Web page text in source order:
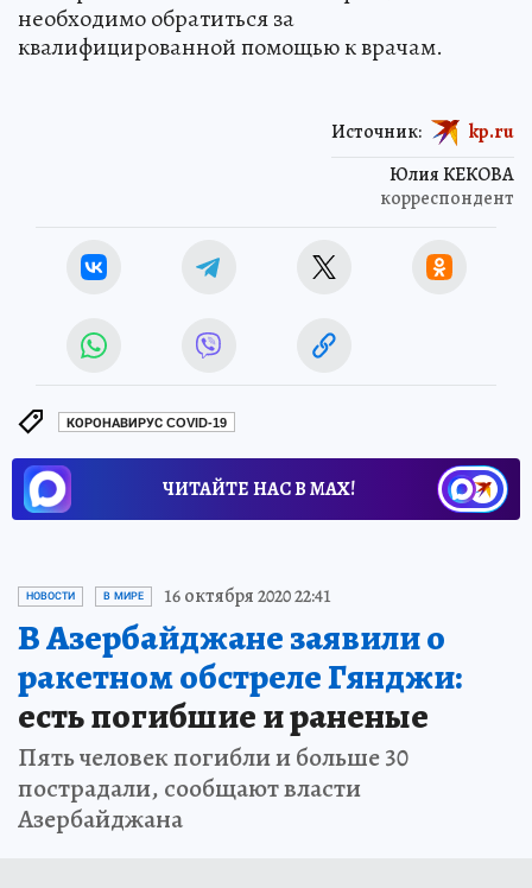
необходимо обратиться за
квалифицированной помощью к врачам.
Юлия КЕКОВА
корреспондент
Источник: kp.ru
КОРОНАВИРУС COVID-19
ЧИТАЙТЕ НАС В МАХ!
НОВОСТИ В МИРЕ 16 октября 2020 22:41
В Азербайджане заявили о
ракетном обстреле Гянджи:
есть погибшие и раненые
Пять человек погибли и больше 30
пострадали, сообщают власти
Азербайджана